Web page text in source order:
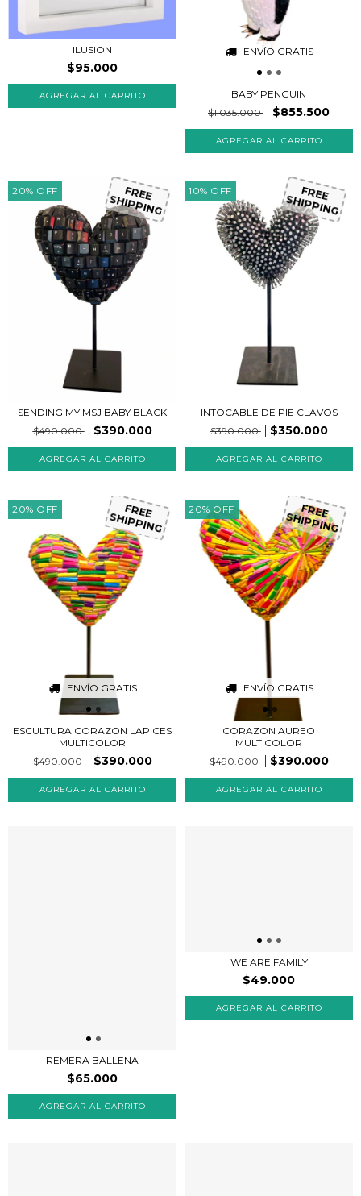
ILUSION
$95.000
ENVÍO GRATIS
BABY PENGUIN
$1.035.000
$855.500
20% OFF FREE
SHIPPING
SENDING MY MSJ BABY BLACK
$490.000
$390.000
10% OFF FREE
SHIPPING
INTOCABLE DE PIE CLAVOS
$390.000
$350.000
20% OFF
ENVÍO GRATIS
FREE
SHIPPING
ESCULTURA CORAZON LAPICES
MULTICOLOR
$490.000
$390.000
20% OFF
ENVÍO GRATIS
FREE
SHIPPING
CORAZON AUREO
MULTICOLOR
$490.000
$390.000
REMERA BALLENA
$65.000
WE ARE FAMILY
$49.000